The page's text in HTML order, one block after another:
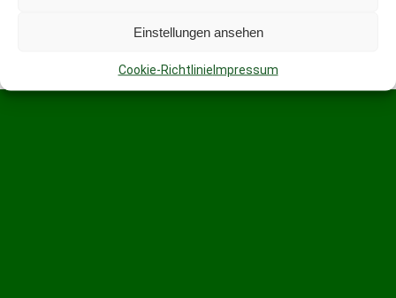
Einstellungen ansehen
Cookie-RichtlinieImpressum